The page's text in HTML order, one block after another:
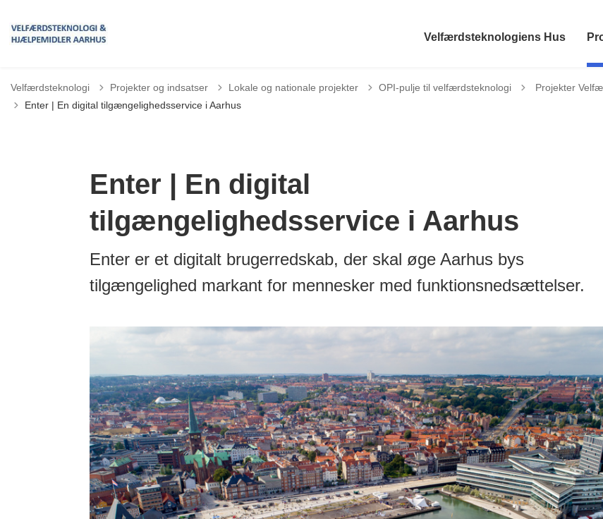
Velfærdsteknologiens Hus
Velfærdsteknologi Projekter og indsatser Lokale og nationale projekter OPI-pulje til velfærdsteknologi Tilbage til
Projekter
Enter | En digital tilgængelighedsservice i Aarhus
Enter | En digital
tilgængelighedsservice i Aarhus
Enter er et digitalt brugerredskab, der skal øge Aarhus bys
tilgængelighed markant for mennesker med funktionsnedsættelser.